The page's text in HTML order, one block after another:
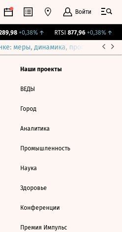
Войти
+0,38%↑ RTSI 877,96 +0,38%↑
меры, динамика, прогнозы
Наши проекты
ВЕДЫ
Город
Аналитика
Промышленность
Наука
Здоровье
Конференции
Премия Импульс